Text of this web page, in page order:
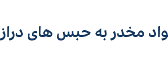
مخدر به حبس های دراز